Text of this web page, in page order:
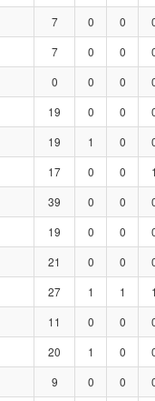
7 0 0
7 0 0
0 0 0
19 0 0
19 1 0
17 0 0 1
39 0 0
19 0 0
21 0 0
27 1 1 1
11 0 0
20 1 0
9 0 0